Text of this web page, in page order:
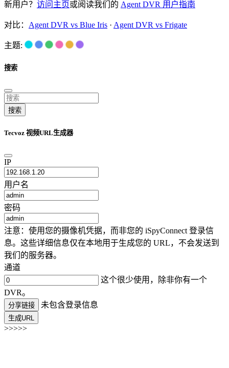
新用户？ 访问主页或阅读我们的 Agent DVR 用户指南
对比： Agent DVR vs Blue Iris · Agent DVR vs Frigate
主题:
搜索
搜索
Tecvoz 视频URL生成器
IP
用户名
密码
注意：使用您的摄像机凭据，而非您的 iSpyConnect 登录信
息。这些详细信息仅在本地用于生成您的 URL，不会发送到
我们的服务器。
通道
这个很少使用，除非你有一个
DVR。
分享链接 未包含登录信息
生成URL
>>>>>